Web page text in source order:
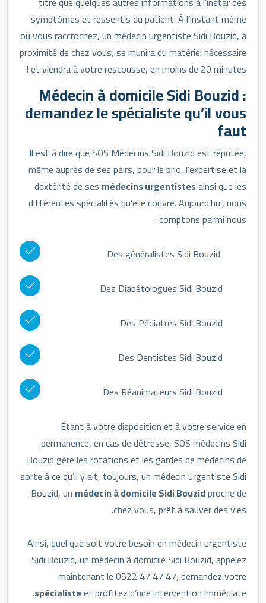
symptômes et ressentis du patient. À l’instant même
où vous raccrochez, un médecin urgentiste Sidi Bouzid, à
proximité de chez vous, se munira du matériel nécessaire
et viendra à votre rescousse, en moins de 20 minutes !
Médecin à domicile Sidi Bouzid :
demandez le spécialiste qu’il vous
faut
Il est à dire que SOS Médecins Sidi Bouzid est réputée,
même auprès de ses pairs, pour le brio, l’expertise et la
dextérité de ses médecins urgentistesainsi que les
différentes spécialités qu’elle couvre. Aujourd’hui, nous
comptons parmi nous :
Des Diabétologues Sidi Bouzid
Des Pédiatres Sidi Bouzid
Des Dentistes Sidi Bouzid
Des Réanimateurs Sidi Bouzid
Étant à votre disposition et à votre service en
permanence, en cas de détresse, SOS médecins Sidi
Bouzid gère les rotations et les gardes de médecins de
sorte à ce qu’il y ait, toujours, un médecin urgentiste Sidi
Bouzid, un médecin à domicile Sidi Bouzidproche de
chez vous, prêt à sauver des vies.
Ainsi, quel que soit votre besoin en médecin urgentiste
Sidi Bouzid, un médecin à domicile Sidi Bouzid, appelez
maintenant le 0522 47 47 47, demandez votre
spécialisteet profitez d’une intervention immédiate.